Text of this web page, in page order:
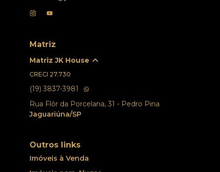
Matriz
Matriz JK House
CRECI 27.730
(19) 3837-3981
Rua Flôr da Porcelana, 31 - Pedro Pina
Jaguariúna/SP
Outros links
Imóveis à Venda